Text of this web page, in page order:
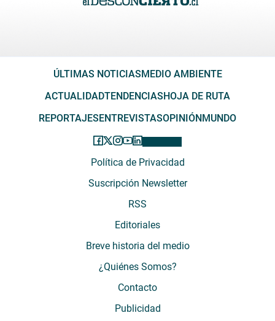
ÚLTIMAS NOTICIASMEDIO AMBIENTE
ACTUALIDADTENDENCIASHOJA DE RUTA
REPORTAJESENTREVISTASOPINIÓNMUNDO
Política de Privacidad
Suscripción Newsletter
RSS
Editoriales
Breve historia del medio
¿Quiénes Somos?
Contacto
Publicidad